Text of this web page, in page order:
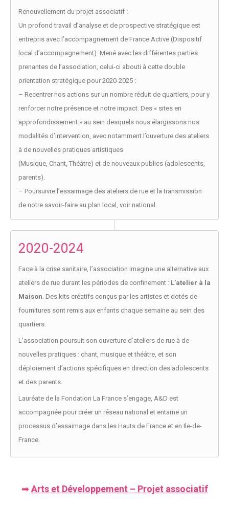
Renouvellement du projet associatif :
Un profond travail d’analyse et de prospective stratégique est
entrepris avec l’accompagnement de France Active (Dispositif
local d’accompagnement). Mené avec les différentes parties
prenantes de l’association, celui-ci abouti à cette double
orientation stratégique pour 2020-2025 :
– Recentrer nos actions sur un nombre réduit de quartiers, pour y
renforcer notre présence et notre impact. Des « sites en
approfondissement » au sein desquels nous élargissons nos
modalités d’intervention, avec notamment l’ouverture des ateliers
à de nouvelles pratiques artistiques
(Musique, Chant, Théâtre) et de nouveaux publics (adolescents,
parents).
– Poursuivre l’essaimage des ateliers de rue et la transmission
de notre savoir-faire au plan local, voir national.
2020-2024
Face à la crise sanitaire, l’association imagine une alternative aux
ateliers de rue durant les périodes de confinement : L’atelier à la
Maison. Des kits créatifs conçus par les artistes et dotés de
fournitures sont remis aux enfants chaque semaine au sein des
quartiers.
L’association poursuit son ouverture d’ateliers de rue à de
nouvelles pratiques : chant, musique et théâtre, et son
déploiement d’actions spécifiques en direction des adolescents
et des parents.
Lauréate de la Fondation La France s’engage, A&D est
accompagnée pour créer un réseau national et entame un
processus d’essaimage dans les Hauts de France et en Ile-de-
France.
➡Arts et Développement – Projet associatif